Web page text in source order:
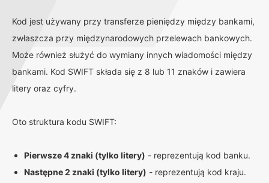
Kod jest używany przy transferze pieniędzy między bankami,
zwłaszcza przy międzynarodowych przelewach bankowych.
Może również służyć do wymiany innych wiadomości między
bankami. Kod SWIFT składa się z 8 lub 11 znaków i zawiera
litery oraz cyfry.
Oto struktura kodu SWIFT:
Pierwsze 4 znaki (tylko litery) - reprezentują kod banku.
Następne 2 znaki (tylko litery) - reprezentują kod kraju.